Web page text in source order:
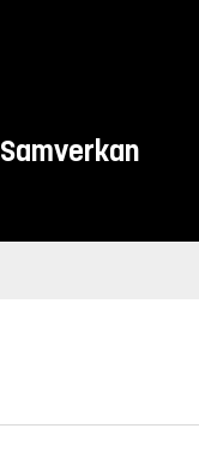
Samverkan